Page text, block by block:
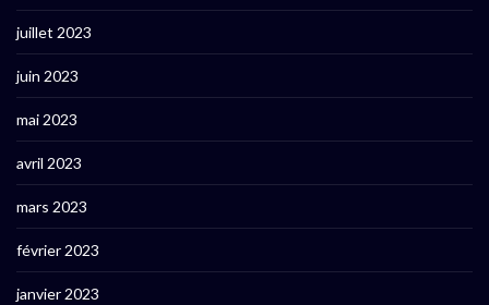
juillet 2023
juin 2023
mai 2023
avril 2023
mars 2023
février 2023
janvier 2023